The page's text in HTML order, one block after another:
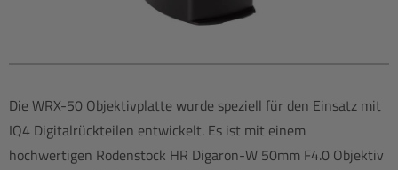
Die WRX-50 Objektivplatte wurde speziell für den Einsatz mit
IQ4 Digitalrückteilen entwickelt. Es ist mit einem
hochwertigen Rodenstock HR Digaron-W 50mm F4.0 Objektiv